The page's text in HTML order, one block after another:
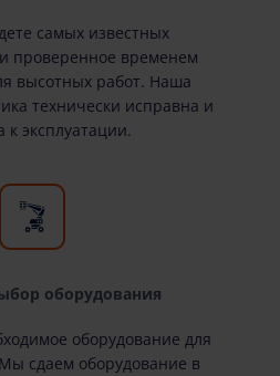
самых известных
проверенное временем
высотных работ. Наша
технически исправна и
к эксплуатации.
оборудования
оборудование для
сдаем оборудование в